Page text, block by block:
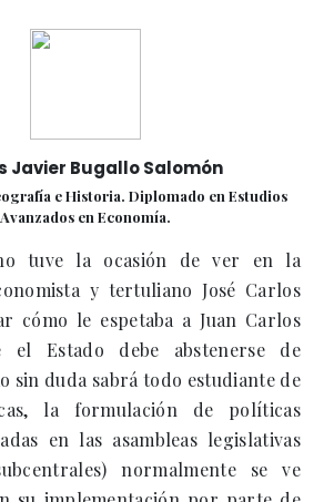
Javier Bugallo Salomón
e Historia. Diplomado en Estudios
Avanzados en Economía.
tuve la ocasión de ver en la
y tertuliano José Carlos
cómo le espetaba a Juan Carlos
el Estado debe abstenerse de
sin duda sabrá todo estudiante de
la formulación de políticas
en las asambleas legislativas
normalmente se ve